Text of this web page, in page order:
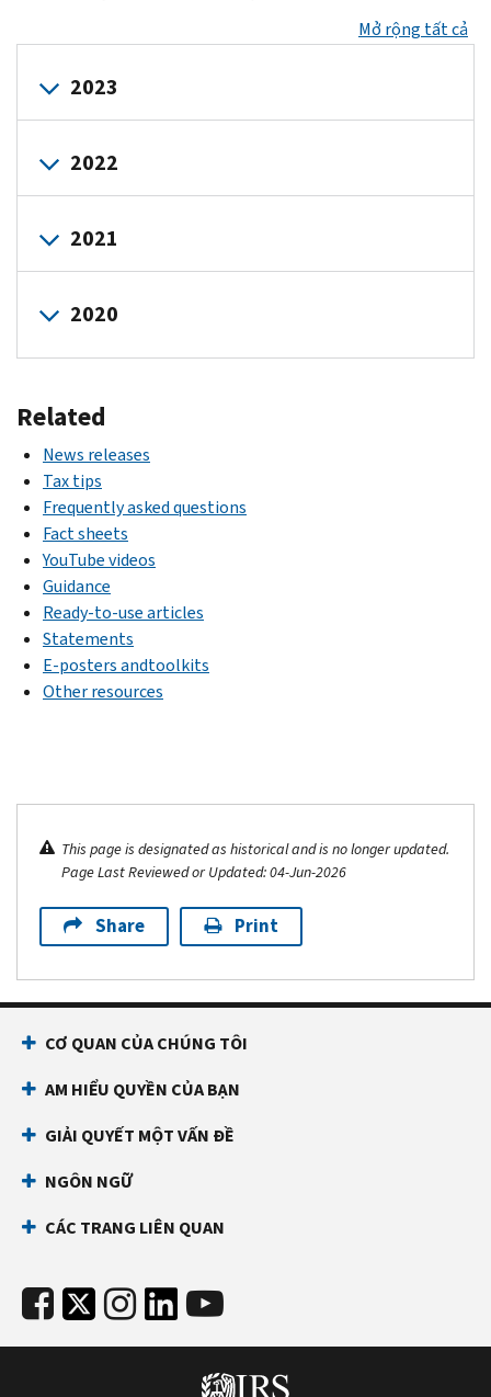
Mở rộng tất cả
2023
2023-
24,
for
businesses:
Steps
for
withdrawing
Employee
Retention
Credit
claim
2022
2022-
5,
tips
advance
Child
Tax
Credit
and
filing
the
2021
tax
return
2021
2021-
your
Child
Tax
Credit
payments:
How
to
use
the
IRS
update
direct
deposit,
accounts
or
stop
all
payments
2021-
Child
Credit:
will
automatically
receive
2020
06,
New
credits
fund
employers
for
Coronavirus-
related
paid
leave
FS-
Credit
helps
keep
employees
on
payroll
Related
News releases
Tax tips
Frequently asked questions
Fact sheets
YouTube videos
Guidance
Ready-to-use articles
Statements
E-posters andtoolkits
Other resources
This page is designated as historical and is no longer updated.
Page Last Reviewed or Updated: 04-Jun-2026
Share Print
CƠ QUAN CỦA CHÚNG TÔI
AM HIỂU QUYỀN CỦA BẠN
GIẢI QUYẾT MỘT VẤN ĐỀ
NGÔN NGỮ
CÁC TRANG LIÊN QUAN